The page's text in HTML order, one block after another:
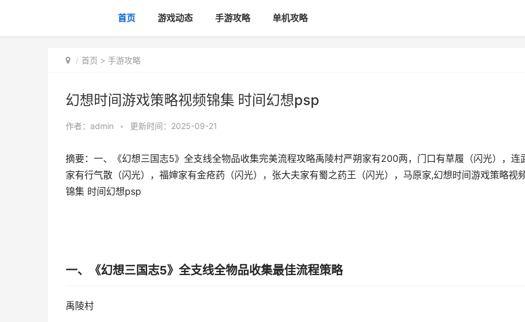
首页 游戏动态 手游攻略 单机攻略
首页 > 手游攻略
幻想时间游戏策略视频锦集 时间幻想psp
作者： admin • 更新时间：2025-09-21
摘要：一、《幻想三国志5》全支线全物品收集完美流程攻略禹陵村严朔家有200两，门口有草履（闪光），连
家有行气散（闪光），福婶家有金疮药（闪光），张大夫家有蜀之药王（闪光），马原家,幻想时间游戏策略视
锦集 时间幻想psp
一、《幻想三国志5》全支线全物品收集最佳流程策略
禹陵村